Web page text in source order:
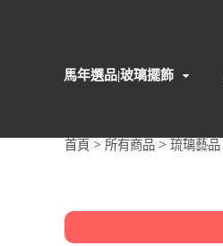
馬年選品|玻璃擺飾
首頁 > 所有商品 > 琉璃藝品